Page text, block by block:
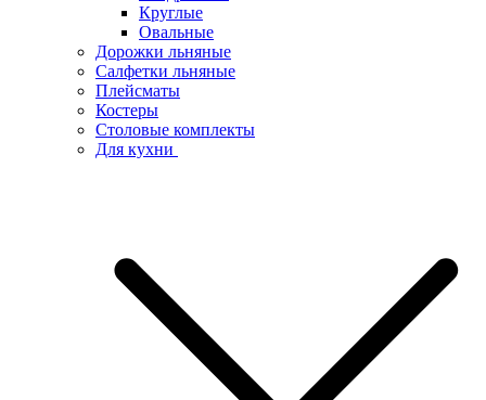
Круглые
Овальные
Дорожки льняные
Салфетки льняные
Плейсматы
Костеры
Столовые комплекты
Для кухни